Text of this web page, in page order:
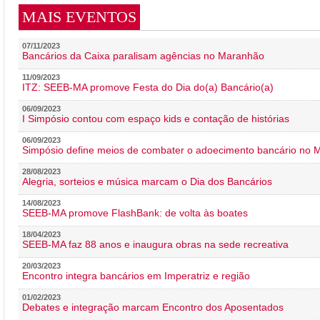
MAIS EVENTOS
07/11/2023
Bancários da Caixa paralisam agências no Maranhão
11/09/2023
ITZ: SEEB-MA promove Festa do Dia do(a) Bancário(a)
06/09/2023
I Simpósio contou com espaço kids e contação de histórias
06/09/2023
Simpósio define meios de combater o adoecimento bancário no
28/08/2023
Alegria, sorteios e música marcam o Dia dos Bancários
14/08/2023
SEEB-MA promove FlashBank: de volta às boates
18/04/2023
SEEB-MA faz 88 anos e inaugura obras na sede recreativa
20/03/2023
Encontro integra bancários em Imperatriz e região
01/02/2023
Debates e integração marcam Encontro dos Aposentados